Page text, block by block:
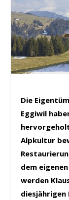
Die
Eggiwil
Alpkultur
dem
werden
diesjährigen